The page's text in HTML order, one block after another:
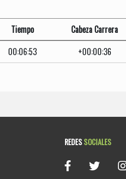
Tiempo Cabeza Carrera
00:06:53 +00:00:36
REDESSOCIALES